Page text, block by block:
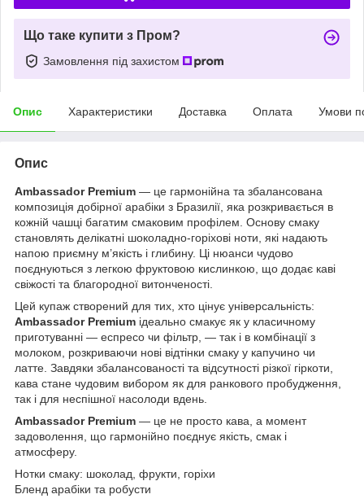
Що таке купити з Пром?
Замовлення під захистом
Опис Характеристики Доставка Оплата Умови
Опис
Ambassador Premium — це гармонійна та збалансована
композиція добірної арабіки з Бразилії, яка розкривається в
кожній чашці багатим смаковим профілем. Основу смаку
становлять делікатні шоколадно-горіхові ноти, які надають
напою приємну м’якість і глибину. Ці нюанси чудово
поєднуються з легкою фруктовою кислинкою, що додає каві
свіжості та благородної витонченості.
Цей купаж створений для тих, хто цінує універсальність:
Ambassador Premium ідеально смакує як у класичному
приготуванні — еспресо чи фільтр, — так і в комбінації з
молоком, розкриваючи нові відтінки смаку у капучино чи
латте. Завдяки збалансованості та відсутності різкої гіркоти,
кава стане чудовим вибором як для ранкового пробудження,
так і для неспішної насолоди вдень.
Ambassador Premium — це не просто кава, а момент
задоволення, що гармонійно поєднує якість, смак і
атмосферу.
Нотки смаку: шоколад, фрукти, горіхи
Бленд арабіки та робусти